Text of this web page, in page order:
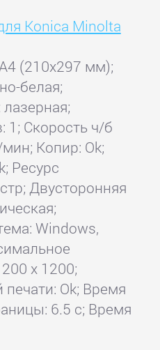
Konica Minolta
(210x297 мм);
белая;
1; Скорость ч/б
Копир: Ok;
Ресурс
Двусторонняя
Windows,
x 1200;
Ok; Время
6.5 с; Время